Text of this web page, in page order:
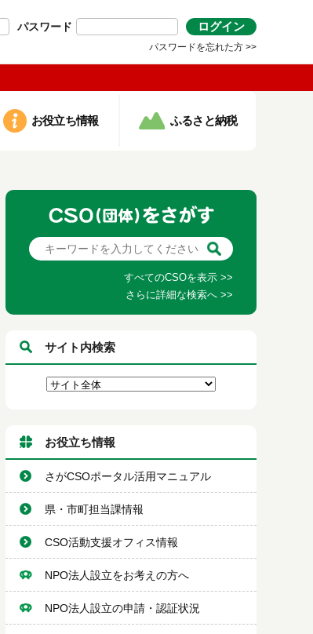
パスワード ログイン
パスワードを忘れた方 >>
お役立ち情報 ふるさと納税
すべてのCSOを表示 >>
さらに詳細な検索へ >>
サイト内検索
お役立ち情報
さがCSOポータル活用マニュアル
県・市町担当課情報
CSO活動支援オフィス情報
NPO法人設立をお考えの方へ
NPO法人設立の申請・認証状況